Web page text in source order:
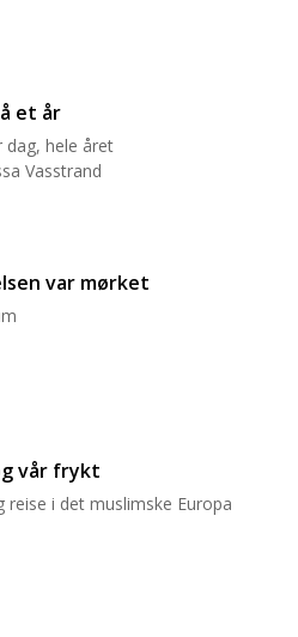
et år
dag, hele året
Vasstrand
var mørket
vår frykt
reise i det muslimske Europa